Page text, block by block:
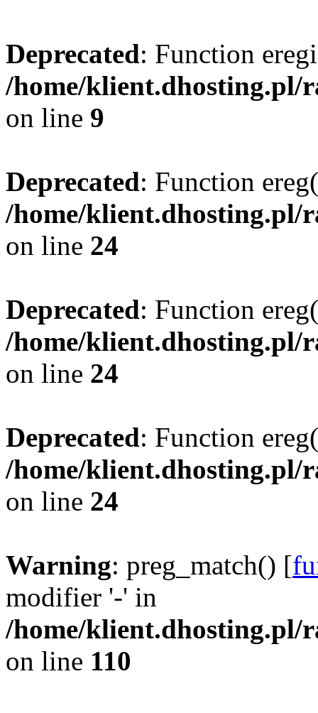
Deprecated: Function
/home/klient.dhosting.pl/
on line 9
Deprecated: Function
/home/klient.dhosting.pl/
on line 24
Deprecated: Function
/home/klient.dhosting.pl/
on line 24
Deprecated: Function
/home/klient.dhosting.pl/
on line 24
Warning: preg_match() [
modifier '-' in
/home/klient.dhosting.pl/
on line 110